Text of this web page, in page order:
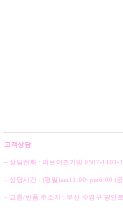
고객상담
– 상담전화 : 러브이즈기빙 0507-1403-
– 상담시간 : (평일)am11:00~pm6:00 (
– 교환/반품 주소지 : 부산 수영구 광안